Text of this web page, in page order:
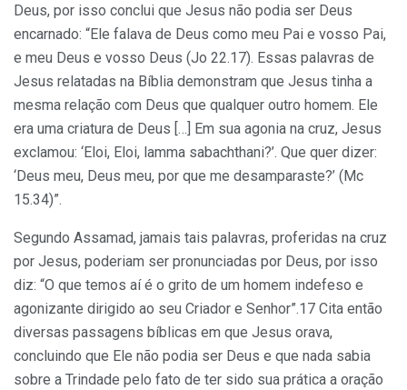
Deus, por isso conclui que Jesus não podia ser Deus
encarnado: “Ele falava de Deus como meu Pai e vosso Pai,
e meu Deus e vosso Deus (Jo 22.17). Essas palavras de
Jesus relatadas na Bíblia demonstram que Jesus tinha a
mesma relação com Deus que qualquer outro homem. Ele
era uma criatura de Deus […] Em sua agonia na cruz, Jesus
exclamou: ‘Eloi, Eloi, lamma sabachthani?’. Que quer dizer:
‘Deus meu, Deus meu, por que me desamparaste?’ (Mc
15.34)”.
Segundo Assamad, jamais tais palavras, proferidas na cruz
por Jesus, poderiam ser pronunciadas por Deus, por isso
diz: “O que temos aí é o grito de um homem indefeso e
agonizante dirigido ao seu Criador e Senhor”.17 Cita então
diversas passagens bíblicas em que Jesus orava,
concluindo que Ele não podia ser Deus e que nada sabia
sobre a Trindade pelo fato de ter sido sua prática a oração